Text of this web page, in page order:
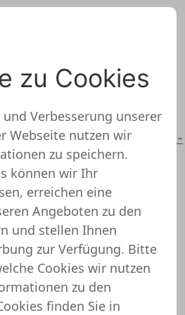
de/produkte/clevvermail-
noch nicht
getestet
Webseite liegen uns
Informationen vor.
clevver.io von unserem
zu Cookies
Verbesserung unserer
Webseite nutzen wir
zu speichern.
können wir Ihr
erreichen eine
Angeboten zu den
und stellen Ihnen
zur Verfügung. Bitte
Cookies wir nutzen
zu den
finden Sie in